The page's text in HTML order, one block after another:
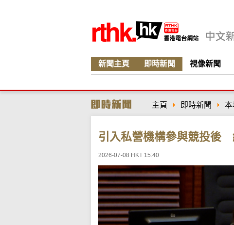
新聞主頁 即時新聞 視像新聞
主頁 即時新聞 本
引入私營機構參與競投後
2026-07-08 HKT 15:40